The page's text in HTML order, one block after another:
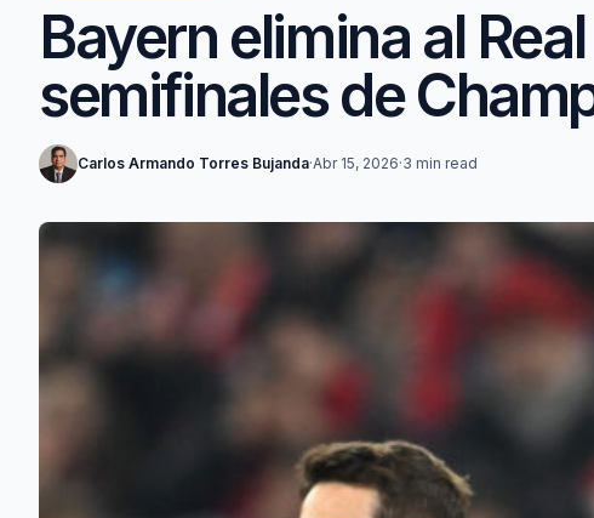
Bayern elimina al
semifinales de
Carlos Armando Torres Bujanda·Abr 15, 2026·3 min read